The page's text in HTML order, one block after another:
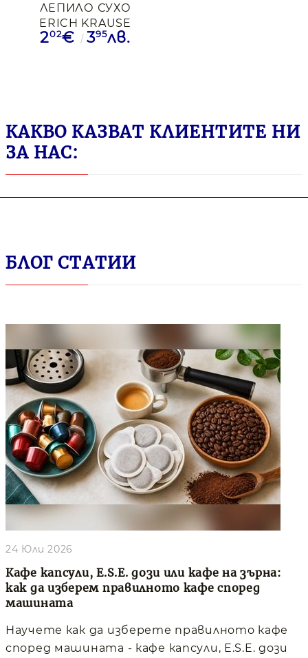
ЛЕПИЛО СУХО
ERICH KRAUSE
EXTRA 36ГР
202€ 395лв.
КАКВО КАЗВАТ КЛИЕНТИТЕ НИ
ЗА НАС:
БЛОГ СТАТИИ
Кафе капсули, E.S.E. дози или кафе на зърна:
как да изберем правилното кафе според
машината
24 Юли 2026
Научете как да изберете правилното кафе
според машината - кафе капсули, E.S.E. дози